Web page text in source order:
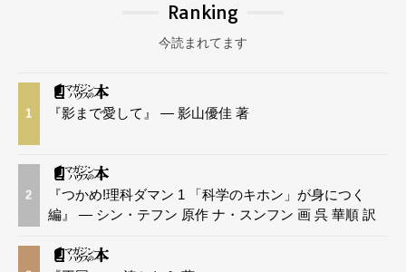
Ranking
今読まれてます
1 『影まで愛して』 — 影山優佳 著
2
『つかめ!理科ダマン 1 「科学のキホン」が身につく
編』 — シン・テフン 原作 ナ・スンフン 画 呉 華順 訳